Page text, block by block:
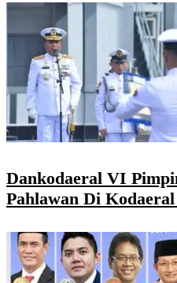
Dankodaeral VI
Pahlawan Di